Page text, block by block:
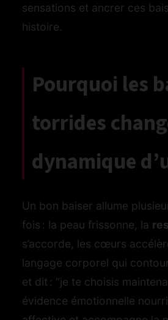
sensations et ancrer ces
histoire.
Pourquoi les
torrides
dynamique
Un bon baiser allume
fois : la peau frissonne, la
s’accorde, les cœurs
langage corporel qui
et dit : “je te choisis
évidence émotionnelle